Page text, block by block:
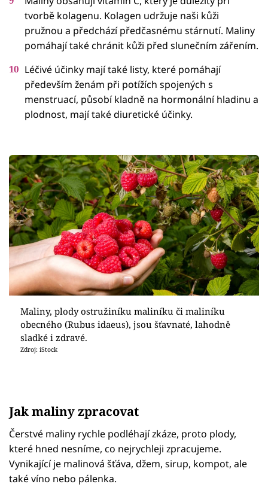
tvorbě kolagenu. Kolagen udržuje naši kůži
pružnou a předchází předčasnému stárnutí. Maliny
pomáhají také chránit kůži před slunečním zářením.
Léčivé účinky mají také listy, které pomáhají
především ženám při potížích spojených s
menstruací, působí kladně na hormonální hladinu a
plodnost, mají také diuretické účinky.
Maliny, plody ostružiníku maliníku či maliníku
obecného (Rubus idaeus), jsou šťavnaté, lahodně
sladké i zdravé.
Zdroj: iStock
Jak maliny zpracovat
Čerstvé maliny rychle podléhají zkáze, proto plody,
které hned nesníme, co nejrychleji zpracujeme.
Vynikající je malinová šťáva, džem, sirup, kompot, ale
také víno nebo pálenka.